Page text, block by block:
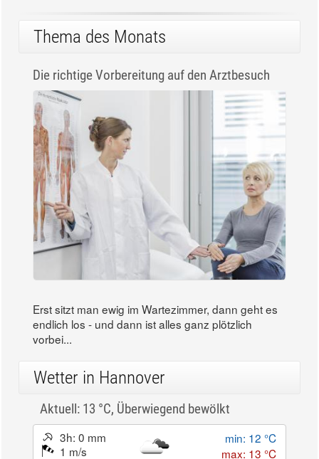
Thema des Monats
Die richtige Vorbereitung auf den Arztbesuch
Erst sitzt man ewig im Wartezimmer, dann geht es
endlich los - und dann ist alles ganz plötzlich
vorbei...
Wetter in Hannover
Aktuell: 13 °C, Überwiegend bewölkt
3h: 0 mm
1 m/s
min: 12 °C
max: 13 °C